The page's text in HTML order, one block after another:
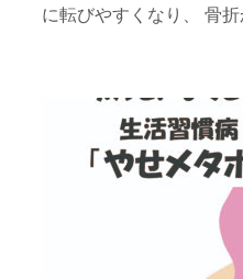
に転びやすくなり、 骨